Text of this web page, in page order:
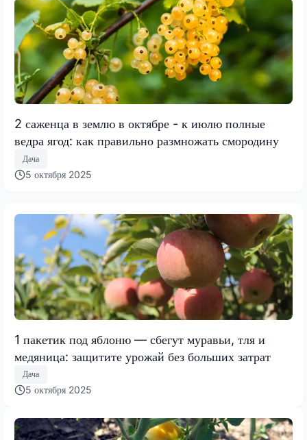
2 саженца в землю в октябре - к июлю полные
ведра ягод: как правильно размножать смородину
Дача
5 октября 2025
1 пакетик под яблоню — сбегут муравьи, тля и
медяница: защитите урожай без больших затрат
Дача
5 октября 2025